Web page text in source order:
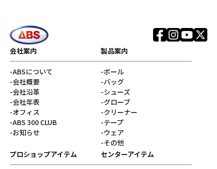
会社案内
ABSについて
会社概要
会社沿革
会社年表
オフィス
ABS 300 CLUB
お知らせ
製品案内
ボール
バッグ
シューズ
グローブ
クリーナー
テープ
ウェア
その他
プロショップアイテム
センターアイテム